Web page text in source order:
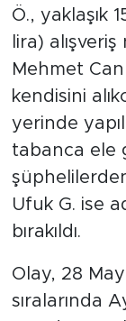
Ö., yaklaşık
lira)
Mehmet
kendisini
yerinde
tabanca ele
Ufuk G. ise
bırakıldı.
Olay, 28
sıralarında